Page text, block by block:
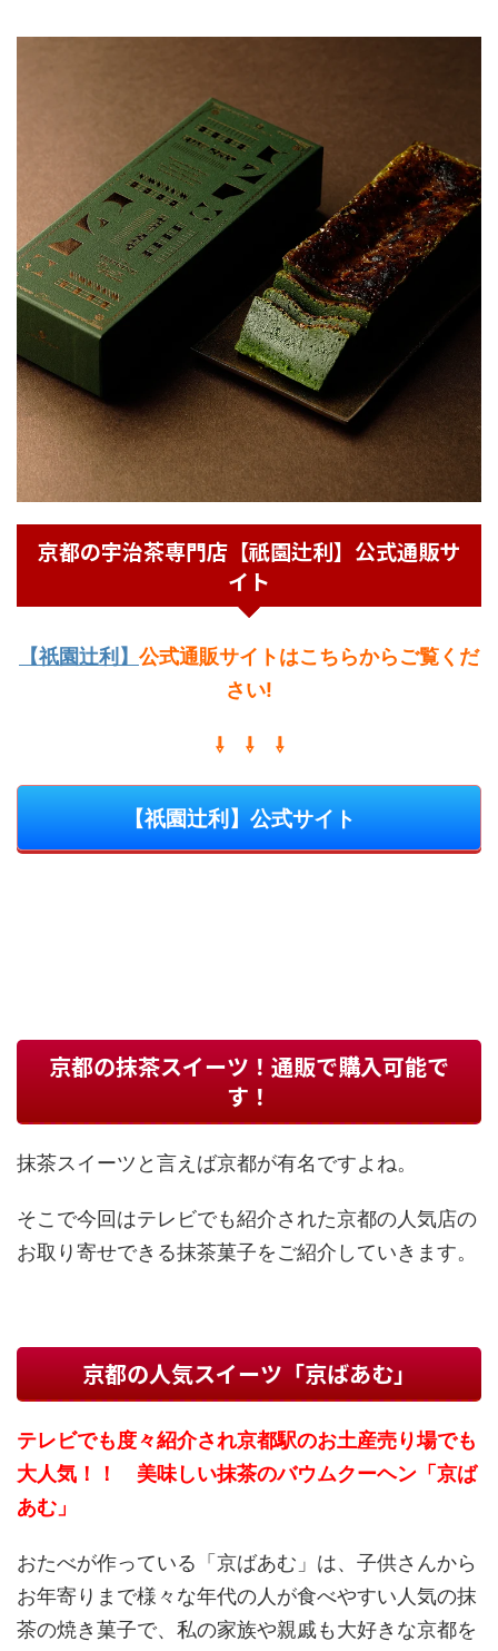
京都の宇治茶専門店【祇園辻利】公式通販サ
イト
【祇園辻利】 公式通販サイトはこちらからご覧くだ
さい!
⇩ ⇩ ⇩
【祇園辻利】公式サイト
京都の抹茶スイーツ！通販で購入可能で
す！
抹茶スイーツと言えば京都が有名ですよね。
そこで今回はテレビでも紹介された京都の人気店の
お取り寄せできる抹茶菓子をご紹介していきます。
京都の人気スイーツ「京ばあむ」
テレビでも度々紹介され京都駅のお土産売り場でも
大人気！！ 美味しい抹茶のバウムクーヘン「京ば
あむ」
おたべが作っている「京ばあむ」は、子供さんから
お年寄りまで様々な年代の人が食べやすい人気の抹
茶の焼き菓子で、私の家族や親戚も大好きな京都を